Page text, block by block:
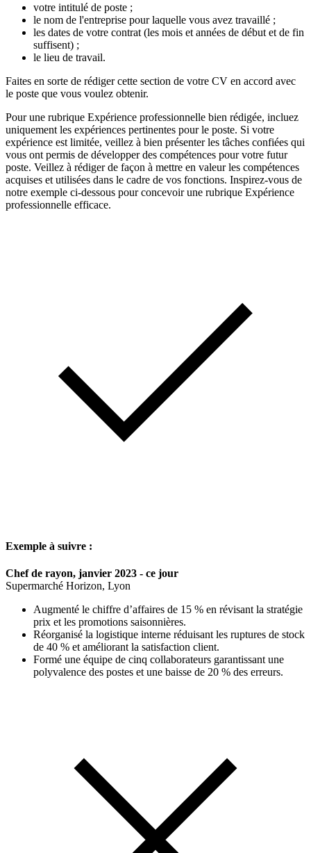
votre intitulé de poste ;
le nom de l'entreprise pour laquelle vous avez travaillé ;
les dates de votre contrat (les mois et années de début et de fin
suffisent) ;
le lieu de travail.
Faites en sorte de rédiger cette section de votre CV en accord avec
le poste que vous voulez obtenir.
Pour une rubrique Expérience professionnelle bien rédigée, incluez
uniquement les expériences pertinentes pour le poste. Si votre
expérience est limitée, veillez à bien présenter les tâches confiées qui
vous ont permis de développer des compétences pour votre futur
poste. Veillez à rédiger de façon à mettre en valeur les compétences
acquises et utilisées dans le cadre de vos fonctions. Inspirez-vous de
notre exemple ci-dessous pour concevoir une rubrique Expérience
professionnelle efficace.
Exemple à suivre :
Chef de rayon, janvier 2023 - ce jour
Supermarché Horizon, Lyon
Augmenté le chiffre d’affaires de 15 % en révisant la stratégie
prix et les promotions saisonnières.
Réorganisé la logistique interne réduisant les ruptures de stock
de 40 % et améliorant la satisfaction client.
Formé une équipe de cinq collaborateurs garantissant une
polyvalence des postes et une baisse de 20 % des erreurs.